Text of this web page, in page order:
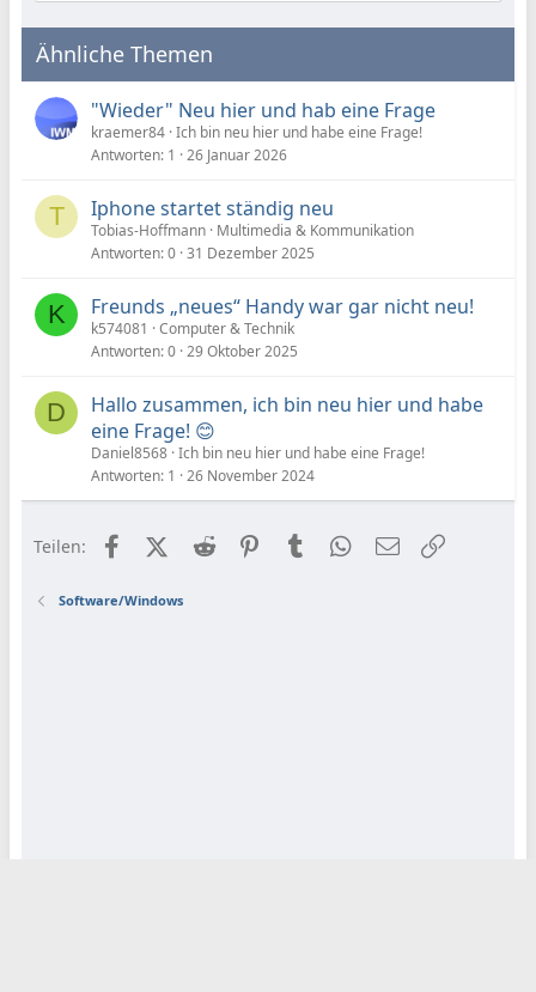
Ähnliche Themen
"Wieder" Neu hier und hab eine Frage
kraemer84 Ich bin neu hier und habe eine Frage!
Antworten 1 26 Januar 2026
T Iphone startet ständig neu
Tobias-Hoffmann Multimedia & Kommunikation
Antworten 0 31 Dezember 2025
K Freunds „neues“ Handy war gar nicht neu!
k574081
Computer & Technik
Antworten 0 29 Oktober 2025
D
Hallo zusammen, ich bin neu hier und habe
eine Frage! 😊
Daniel8568 Ich bin neu hier und habe eine Frage!
Antworten 1 26 November 2024
Teilen: FacebookX (Twitter)
Reddit PinterestTumblr WhatsApp
E-Mail
Software/Windows